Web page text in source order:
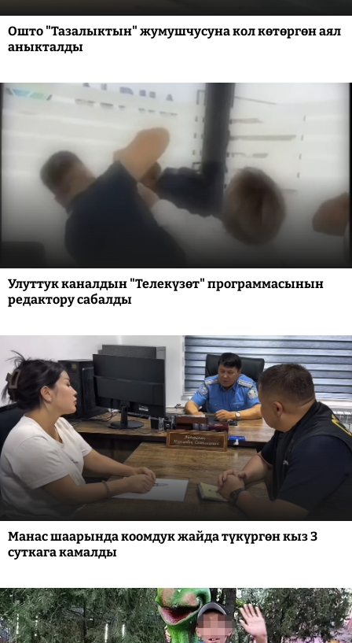
Ошто "Тазалыктын" жумушчусуна кол көтөргөн аял
аныкталды
Улуттук каналдын "Телекүзөт" программасынын
редактору сабалды
Манас шаарында коомдук жайда түкүргөн кыз 3
суткага камалды